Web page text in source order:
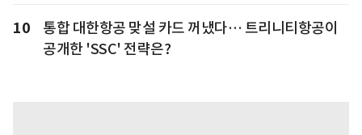
10
통합 대한항공 맞설 카드 꺼냈다… 트리니티항공이
공개한 'SSC' 전략은?